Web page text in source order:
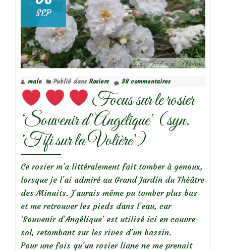
SEP
malo Publié dans Rosiers 38 commentaires
Focus sur le rosier
‘Souvenir d’Angélique’ (syn.
‘Fifi sur la Volière’)
Ce rosier m’a littéralement fait tomber à genoux,
lorsque je l’ai admiré au Grand Jardin du Théâtre
des Minuits. J’aurais même pu tomber plus bas
et me retrouver les pieds dans l’eau, car
‘Souvenir d’Angélique’ est utilisé ici en couvre-
sol, retombant sur les rives d’un bassin.
Pour une fois qu’un rosier liane ne me prenait